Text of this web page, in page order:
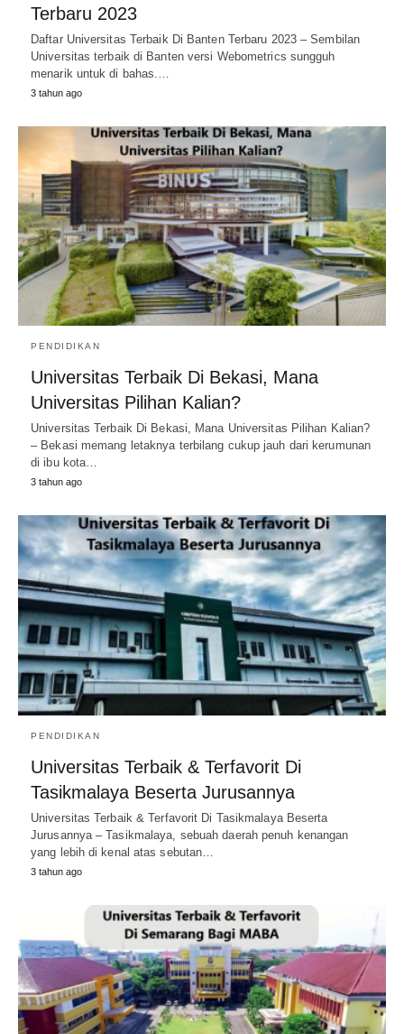
Terbaru 2023
Daftar Universitas Terbaik Di Banten Terbaru 2023 – Sembilan
Universitas terbaik di Banten versi Webometrics sungguh
menarik untuk di bahas.…
3 tahun ago
PENDIDIKAN
Universitas Terbaik Di Bekasi, Mana
Universitas Pilihan Kalian?
Universitas Terbaik Di Bekasi, Mana Universitas Pilihan Kalian?
– Bekasi memang letaknya terbilang cukup jauh dari kerumunan
di ibu kota…
3 tahun ago
PENDIDIKAN
Universitas Terbaik & Terfavorit Di
Tasikmalaya Beserta Jurusannya
Universitas Terbaik & Terfavorit Di Tasikmalaya Beserta
Jurusannya – Tasikmalaya, sebuah daerah penuh kenangan
yang lebih di kenal atas sebutan…
3 tahun ago